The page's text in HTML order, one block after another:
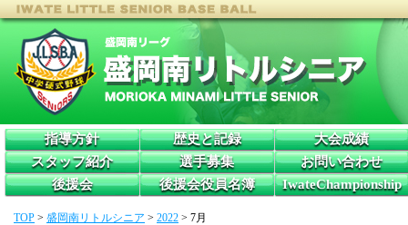
指導方針 歴史と記録
大会成績
スタッフ紹介
選手募集
お問い合わせ
後援会
後援会役員名簿 IwateChampionship
TOP > 盛岡南リトルシニア > 2022 > 7月